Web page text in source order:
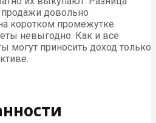
довольно
коротком промежутке
невыгодно. Как и все
могут приносить доход только